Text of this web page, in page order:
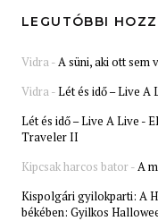
LEGUTÓBBI
Vidra-A süni, aki ott sem
Vidra-Lét és idő – Live A
Lét és idő – Live A Live -
Traveler II
Kipcsak harcos bator-A
Kispolgári gyilokparti: A
békében: Gyilkos